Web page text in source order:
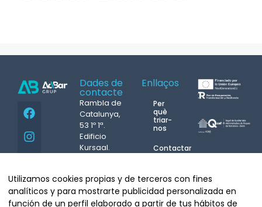
Copyright©
Dades de
contacte
Rambla de
Catalunya,
53 1º 1ª.
Edificio
Kursaal.
Tel.93 439
07 08
info@grupacbar.com
Enllaços
Per
què
triar-
nos
Contactar
24h.
M.687
Utilizamos cookies propias y de terceros con fines
analíticos y para mostrarte publicidad personalizada en
función de un perfil elaborado a partir de tus hábitos de